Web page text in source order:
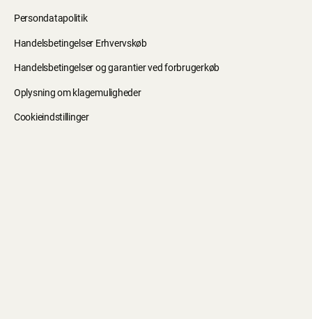
Persondatapolitik
Handelsbetingelser Erhvervskøb
Handelsbetingelser og garantier ved forbrugerkøb
Oplysning om klagemuligheder
Cookieindstillinger